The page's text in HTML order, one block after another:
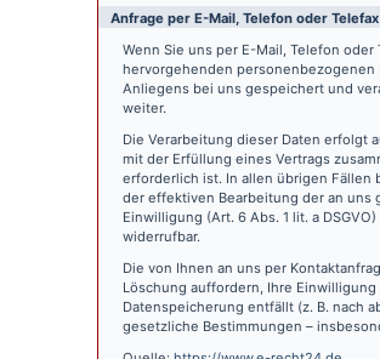
Anfrage per E-Mail, Telefon oder Telefax
Wenn Sie uns per E-Mail, Telefon
hervorgehenden personenbezogenen
Anliegens bei uns gespeichert und
weiter.
Die Verarbeitung dieser Daten erfolgt
mit der Erfüllung eines Vertrags
erforderlich ist. In allen übrigen Fällen
der effektiven Bearbeitung der an uns
Einwilligung (Art. 6 Abs. 1 lit. a
widerrufbar.
Die von Ihnen an uns per
Löschung auffordern, Ihre
Datenspeicherung entfällt (z. B. nach
gesetzliche Bestimmungen –